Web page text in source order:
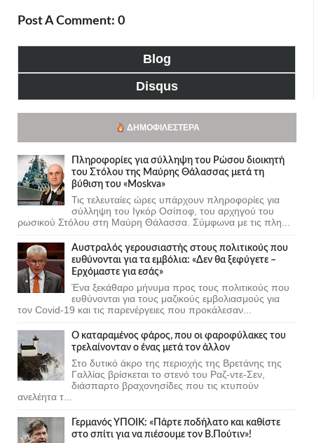
Post A Comment: 0
Blog
Disqus
ΔΗΜΟΦΙΛΈΣΤΕΡΑ
Πληροφορίες για σύλληψη του Ρώσου διοικητή
του Στόλου της Mαύρης Θάλασσας μετά τη
βύθιση του «Moskva»
Τις τελευταίες ώρες υπάρχουν πληροφορίες για
σύλληψη του Ιγκόρ Οσίποφ, του αρχηγού του
ρωσικού Στόλου στη Μαύρη Θάλασσα. Σύμφωνα με τις πλη...
Αυστραλός γερουσιαστής στους πολιτικούς που
ευθύνονται για τα εμβόλια: «Δεν θα ξεφύγετε –
Ερχόμαστε για εσάς»
Ένα ξεκάθαρο μήνυμα προς τους πολιτικούς που
ευθύνονται για τους μαζικούς εμβολιασμούς για
τον Covid-19 και τις παρενέργειες που προκάλεσαν...
Ο καταραμένος φάρος, που οι φαροφύλακες του
τρελαίνονταν ο ένας μετά τον άλλον
Στο δυτικό άκρο της περιοχής της Βρετάνης της
Γαλλίας βρίσκεται το στενό του Ραζ-ντε-Σεν,
διάσπαρτο βραχονησίδες που τις κτυπούν
ανελέητα τ...
Γερμανός ΥΠΟΙΚ: «Πάρτε ποδήλατο και καθίστε
στο σπίτι για να πιέσουμε τον Β.Πούτιν»!